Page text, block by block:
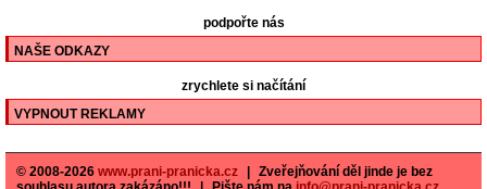
podpořte nás
NAŠE ODKAZY
zrychlete si načítání
VYPNOUT REKLAMY
© 2008-2026 www.prani-pranicka.cz
Zveřejňování děl jinde je bez